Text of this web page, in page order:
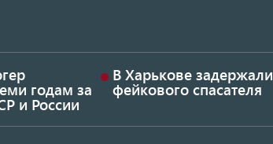
годам за
и России
В Харькове задержали
фейкового спасателя